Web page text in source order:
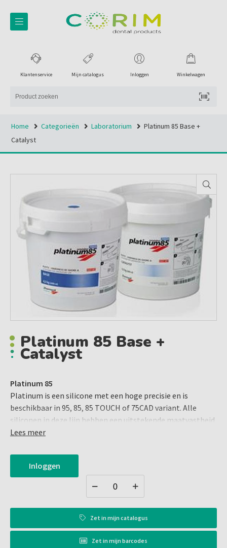
Winkelwagen
Inloggen
Mijn catalogus
Klantenservice
Home Categorieën Laboratorium
Platinum 85 Base +
Catalyst
Platinum 85 Base +
Catalyst
Platinum 85
Platinum is een silicone met een hoge precisie en is
beschikbaar in 95, 85, 85 TOUCH of 75CAD variant. Alle
siliconen in deze lijn hebben een uitstekende maatvastheid,
korte werktijden en zijn makkelijk te gebruiken.
Zhermack biedt een compleet systeem van plamuur-
siliconen met verschillende hardheden, die hoge prestaties
leveren bij diverse toepassingen, waaronder
CAD-silicone is ontworpen voor het scannen met CAD/CAM-
systemen en is ideaal in combinatie met Platinum 95 voor
een uitstekende reproductie van details.
Lees meer
Inloggen
Zet inmijn catalogus
Zet inmijn barcodes